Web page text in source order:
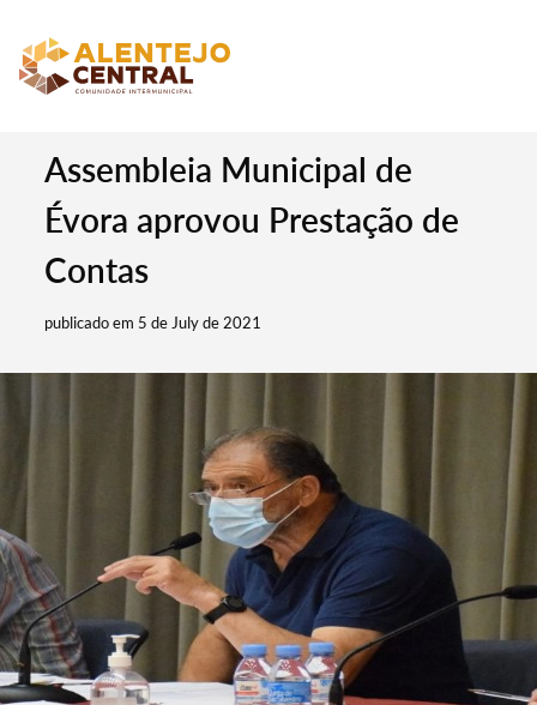
Assembleia Municipal de
Évora aprovou Prestação de
Contas
publicado em 5 de July de 2021